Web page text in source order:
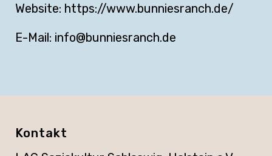
Website: https://www.bunniesranch.de/
E-Mail: info@bunniesranch.de
Kontakt